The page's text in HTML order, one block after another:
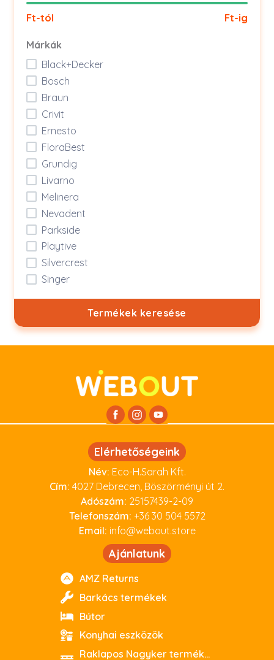
Ft-tól Ft-ig
Márkák
Black+Decker
Bosch
Braun
Crivit
Ernesto
FloraBest
Grundig
Livarno
Melinera
Nevadent
Parkside
Playtive
Silvercrest
Singer
Termékek keresése
Elérhetőségeink
Név: Eco-H.Sarah Kft.
Cím: 4027 Debrecen, Böszörményi út 2.
Adószám: 25157439-2-09
Telefonszám: +36 30 504 5572
Email: info@webout.store
Ajánlatunk
AMZ Returns
Barkács termékek
Bútor
Konyhai eszközök
Raklapos Nagyker termékeink